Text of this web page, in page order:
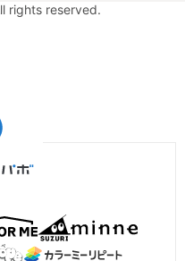
rights reserved.